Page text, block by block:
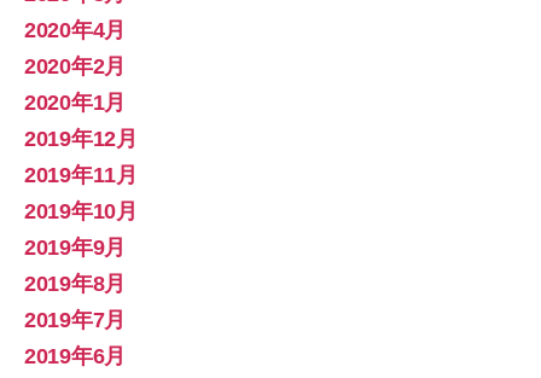
2020年4月
2020年2月
2020年1月
2019年12月
2019年11月
2019年10月
2019年9月
2019年8月
2019年7月
2019年6月